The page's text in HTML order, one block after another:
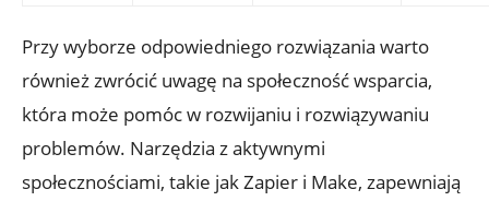
Przy wyborze odpowiedniego rozwiązania warto
również zwrócić uwagę na społeczność wsparcia,
która ​może pomóc w rozwijaniu i rozwiązywaniu
problemów. Narzędzia z ⁤aktywnymi
społecznościami, takie jak Zapier i Make, zapewniają